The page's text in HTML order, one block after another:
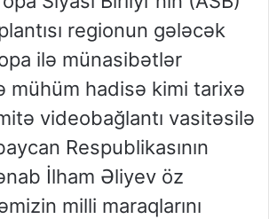
regionun gələcək
ilə münasibətlər
mühüm hadisə kimi tarixə
videobağlantı vasitəsilə
Respublikasının
İlham Əliyev öz
milli maraqlarını